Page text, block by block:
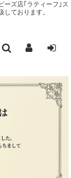
ズ店｢ラティーフ｣ ス
ております。